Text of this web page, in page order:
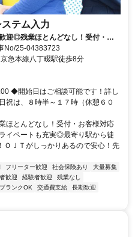
テム入力
迎◎残業ほとんどなし！受付・お
No/25-04383723
交通アクセス 最寄駅：八丁畷駅 京急本線八丁畷駅徒歩8分
◆開始日はご相談可能です！詳し
祝は、８時半～１７時（休憩６０
ほとんどなし！受付・お客様対応
イベートも充実◎最寄り駅から徒
ＯＪＴがしっかりあるので安心！先
フリーター歓迎 社会保険あり
大量募集
歓迎 経験者歓迎
残業なし
ブランクOK 交通費支給
長期歓迎